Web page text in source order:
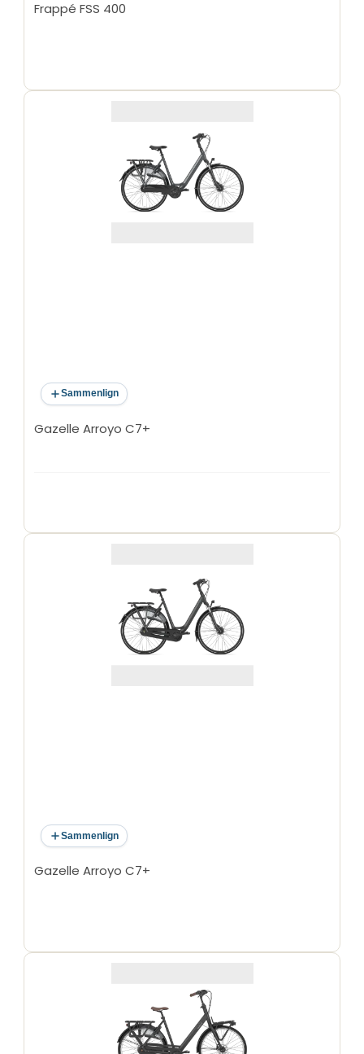
Frappé FSS 400
Sammenlign
Gazelle Arroyo C7+
Sammenlign
Gazelle Arroyo C7+